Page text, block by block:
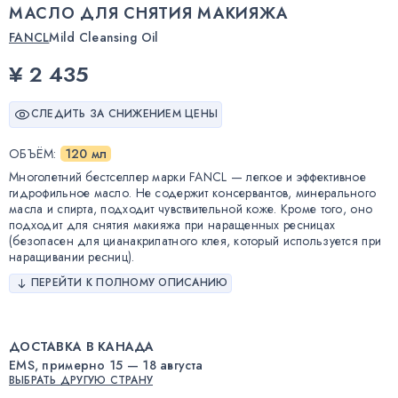
МАСЛО ДЛЯ СНЯТИЯ МАКИЯЖА
FANCLMild Cleansing Oil
¥ 2 435
СЛЕДИТЬ ЗА СНИЖЕНИЕМ ЦЕНЫ
ОБЪЁМ: 120 мл
Многолетний бестселлер марки FANCL — легкое и эффективное
гидрофильное масло. Не содержит консервантов, минерального
масла и спирта, подходит чувствительной коже. Кроме того, оно
подходит для снятия макияжа при наращенных ресницах
(безопасен для цианакрилатного клея, который используется при
наращивании ресниц).
ПЕРЕЙТИ К ПОЛНОМУ ОПИСАНИЮ
ДОСТАВКА В КАНАДА
EMS, примерно 15 — 18 августа
ВЫБРАТЬ ДРУГУЮ СТРАНУ